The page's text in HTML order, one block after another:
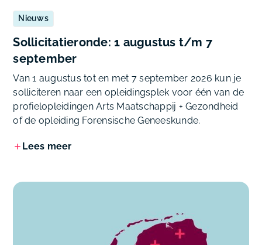
Nieuws
Sollicitatieronde: 1 augustus t/m 7
september
Van 1 augustus tot en met 7 september 2026 kun je
solliciteren naar een opleidingsplek voor één van de
profielopleidingen Arts Maatschappij + Gezondheid
of de opleiding Forensische Geneeskunde.
Lees meer